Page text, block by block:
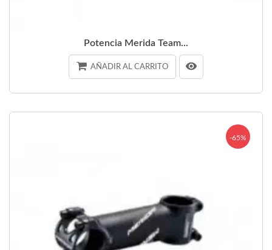
Potencia Merida Team...
AÑADIR AL CARRITO
-65%